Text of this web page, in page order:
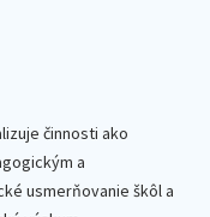
činnosti ako
a
usmerňovanie škôl a